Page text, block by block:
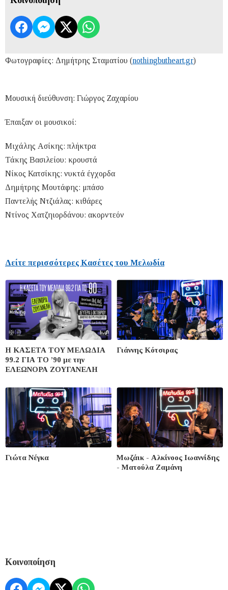
Φωτογραφίες: Δημήτρης Σταματίου (nothingbutheart.gr)
Μουσική διεύθυνση: Γιώργος Ζαχαρίου
Έπαιξαν οι μουσικοί:
Μιχάλης Ασίκης: πλήκτρα
Τάκης Βασιλείου: κρουστά
Νίκος Κατσίκης: νυκτά έγχορδα
Δημήτρης Μουτάφης: μπάσο
Παντελής Ντζιάλας: κιθάρες
Ντίνος Χατζηιορδάνου: ακορντεόν
Δείτε περισσότερες Κασέτες του Μελωδία
Η ΚΑΣΕΤΑ ΤΟΥ ΜΕΛΩΔΙΑ
99.2 ΓΙΑ ΤΟ ’90 με την
ΕΛΕΩΝΟΡΑ ΖΟΥΓΑΝΕΛΗ
Γιάννης Κότσιρας
Γιώτα Νέγκα
Μωζάικ - Αλκίνοος Ιωαννίδης
- Ματούλα Ζαμάνη
Κοινοποίηση